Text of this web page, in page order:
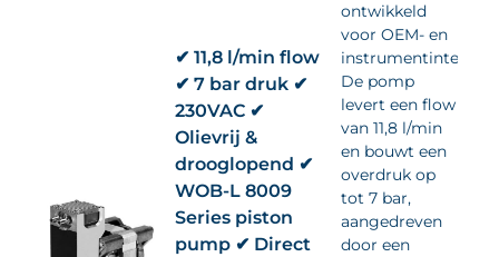
✔ 11,8 l/min flow
✔ 7 bar druk ✔
230VAC ✔
Olievrij &
drooglopend ✔
WOB-L 8009
Series piston
pump ✔ Direct
ontwikkeld
voor OEM- en
De pomp
levert een flow
van 11,8 l/min
en bouwt een
overdruk op
tot 7 bar,
aangedreven
door een